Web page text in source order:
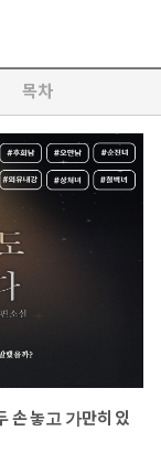
재언에게 속수
그의 간악한 계략
보는 소박하게, 후
불과해. 찢어버리면
목차
손 놓고 가만히 있